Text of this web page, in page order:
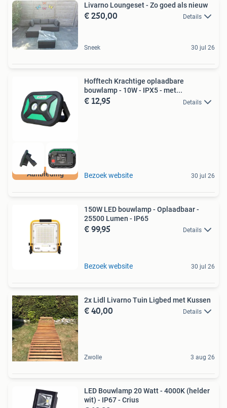
Livarno Loungeset - Zo goed als nieuw
€ 250,00 Details
Sneek 30 jul 26
Aanbieding
Hofftech Krachtige oplaadbare
bouwlamp - 10W - IPX5 - met...
€ 12,95 Details
Bezoek website 30 jul 26
150W LED bouwlamp - Oplaadbaar -
25500 Lumen - IP65
€ 99,95 Details
Bezoek website 30 jul 26
2x Lidl Livarno Tuin Ligbed met Kussen
€ 40,00 Details
Zwolle 3 aug 26
LED Bouwlamp 20 Watt - 4000K (helder
wit) - IP67 - Crius